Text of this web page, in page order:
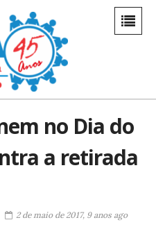
no Dia do
a retirada
2 de maio de 2017, 9 anos ago